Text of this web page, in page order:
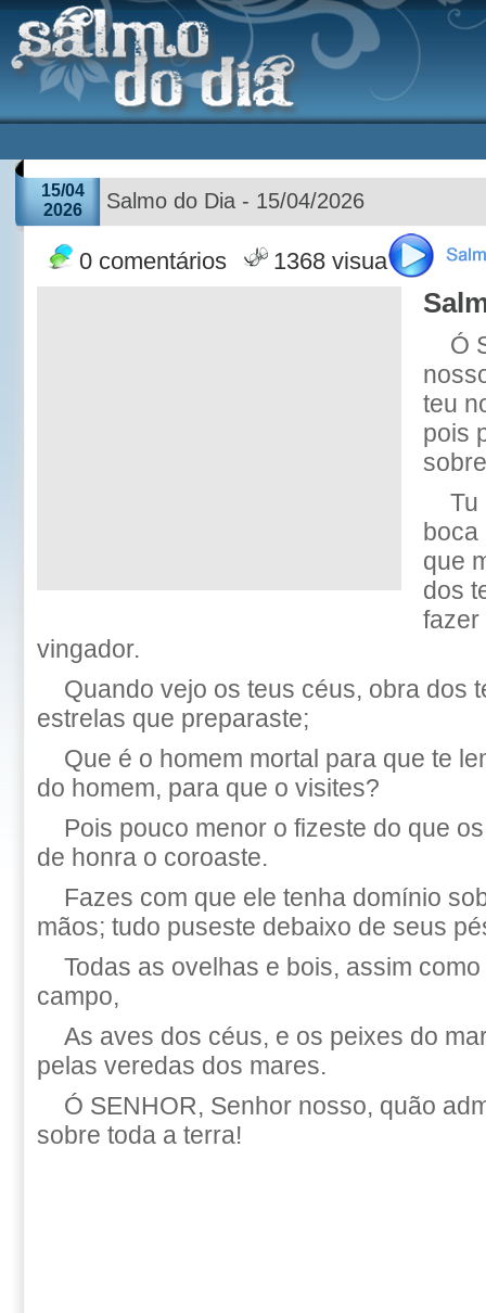
15/04
2026
Salmo do Dia - 15/04/2026
0 comentários 1368 visualizações
Ó
teu
pois
Tu
boca
que
dos
fazer
vingador.
Quando vejo os teus céus, obra dos
estrelas que preparaste;
Que é o homem mortal para que te
do homem, para que o visites?
Pois pouco menor o fizeste do que
de honra o coroaste.
Fazes com que ele tenha domínio
mãos; tudo puseste debaixo de seus
Todas as ovelhas e bois, assim
campo,
As aves dos céus, e os peixes do
pelas veredas dos mares.
Ó SENHOR, Senhor nosso, quão
sobre toda a terra!